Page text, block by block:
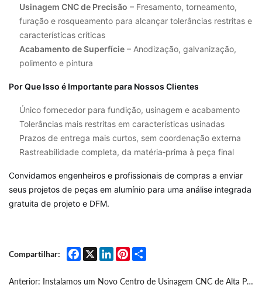
Usinagem CNC de Precisão – Fresamento, torneamento,
furação e rosqueamento para alcançar tolerâncias restritas e
características críticas
Acabamento de Superfície – Anodização, galvanização,
polimento e pintura
Por Que Isso é Importante para Nossos Clientes
Único fornecedor para fundição, usinagem e acabamento
Tolerâncias mais restritas em características usinadas
Prazos de entrega mais curtos, sem coordenação externa
Rastreabilidade completa, da matéria‑prima à peça final
Convidamos engenheiros e profissionais de compras a enviar
seus projetos de peças em alumínio para uma análise integrada
gratuita de projeto e DFM.
Compartilhar: Facebook
X LinkedInPinterest
Anterior: Instalamos um Novo Centro de Usinagem CNC de Alta Precisão